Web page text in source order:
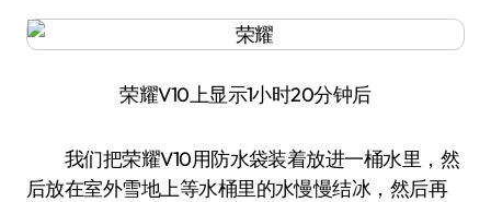
荣耀V10上显示1小时20分钟后
我们把荣耀V10用防水袋装着放进一桶水里，然
后放在室外雪地上等水桶里的水慢慢结冰，然后再